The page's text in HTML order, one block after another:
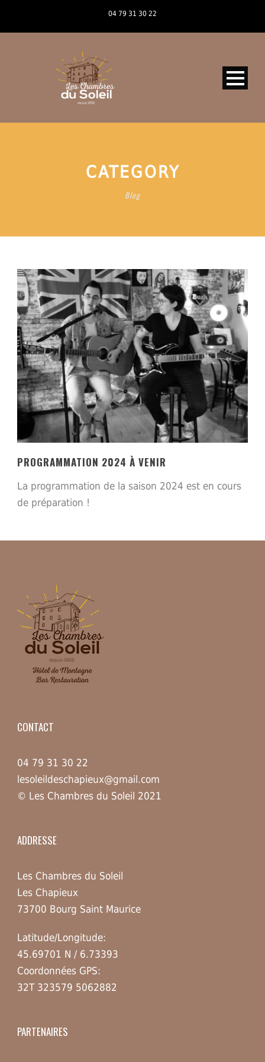
04 79 31 30 22
CATEGORY
Blog
PROGRAMMATION 2024 À VENIR
La programmation de la saison 2024 est en cours
de préparation !
CONTACT
04 79 31 30 22
lesoleildeschapieux@gmail.com
© Les Chambres du Soleil 2021
ADDRESSE
Les Chambres du Soleil
Les Chapieux
73700 Bourg Saint Maurice
Latitude/Longitude:
45.69701 N / 6.73393
Coordonnées GPS:
32T 323579 5062882
PARTENAIRES